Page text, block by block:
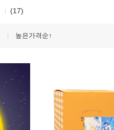
(17)
높은가격순↑